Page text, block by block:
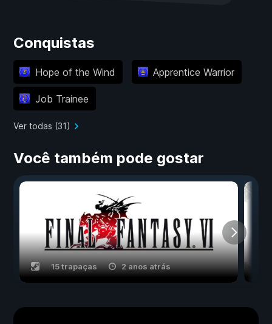
Conquistas
Hope of the Wind Apprentice Warrior
Job Trainee
Ver todas (31)
Você também pode gostar
15 trapaças 2 anos atrás